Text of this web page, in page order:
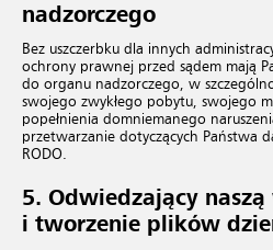
nadzorczego
Bez uszczerbku dla innych
ochrony prawnej przed sądem mają
do organu nadzorczego, w
swojego zwykłego pobytu, swojego
popełnienia domniemanego
przetwarzanie dotyczących Państwa
RODO.
5. Odwiedzający
i tworzenie plików